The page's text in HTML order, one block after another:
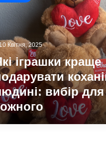
Квітня, 2025
іграшки краще
вибір для